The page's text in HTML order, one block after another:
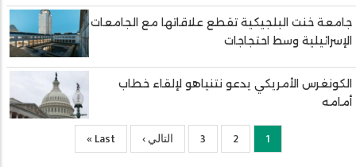
جامعة خنت البلجيكية تقطع علاقاتها مع الجامعات
الإسرائيلية وسط احتجاجات
الكونغرس الأمريكي يدعو نتنياهو لإلقاء خطاب
أمامه
Current
page
1 الصفحة
2 الصفحة
3
الصفحة
التالية
التالي ›
Last
page
Last »